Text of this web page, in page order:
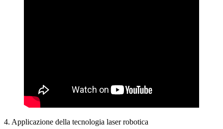
4. Applicazione della tecnologia laser robotica